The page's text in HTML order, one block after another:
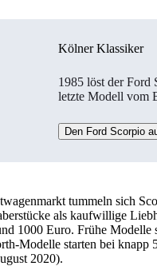
Kölner Klassiker
1985 löst der Ford
letzte Modell vom
Den Ford Scorpio
tummeln sich
als kaufwillige
1000 Euro. Frühe Modelle
Modelle starten bei knapp
2020).